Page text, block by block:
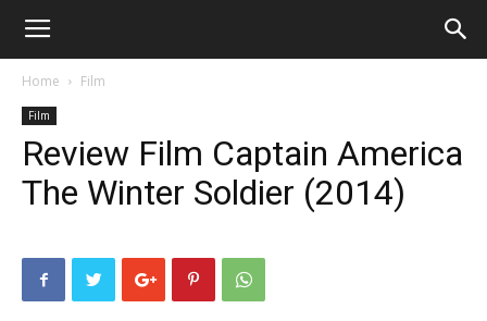
Home Film
Film
Review Film Captain America
The Winter Soldier (2014)